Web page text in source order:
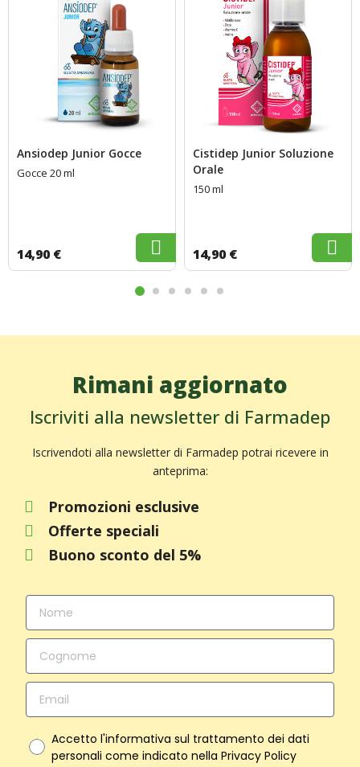
Ansiodep Junior Gocce
Gocce 20 ml
14,90 €
Cistidep Junior Soluzione
Orale
150 ml
14,90 €
Rimani aggiornato
Iscriviti alla newsletter di Farmadep
Iscrivendoti alla newsletter di Farmadep potrai ricevere in
anteprima:
Promozioni esclusive
Offerte speciali
Buono sconto del 5%
Accetto l'informativa sul trattamento dei dati
personali come indicato nella Privacy Policy